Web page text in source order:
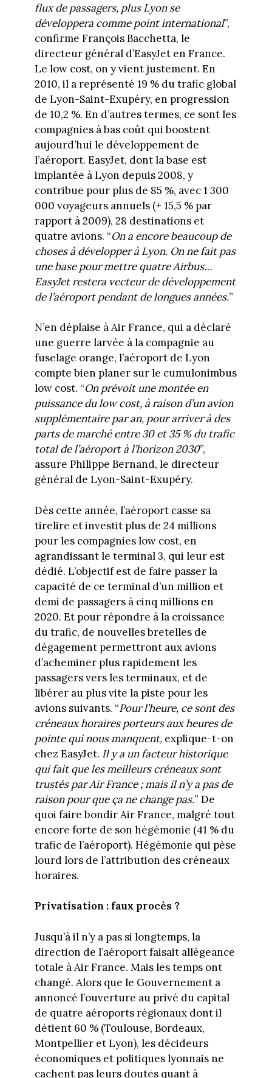
flux de passagers, plus Lyon se
développera comme point international”,
confirme François Bacchetta, le
directeur général d’EasyJet en France.
Le low cost, on y vient justement. En
2010, il a représenté 19 % du trafic global
de Lyon-Saint-Exupéry, en progression
de 10,2 %. En d’autres termes, ce sont les
compagnies à bas coût qui boostent
aujourd’hui le développement de
l’aéroport. EasyJet, dont la base est
implantée à Lyon depuis 2008, y
contribue pour plus de 85 %, avec 1 300
000 voyageurs annuels (+ 15,5 % par
rapport à 2009), 28 destinations et
quatre avions. “On a encore beaucoup de
choses à développer à Lyon. On ne fait pas
une base pour mettre quatre Airbus…
EasyJet restera vecteur de développement
de l’aéroport pendant de longues années.”
N’en déplaise à Air France, qui a déclaré
une guerre larvée à la compagnie au
fuselage orange, l’aéroport de Lyon
compte bien planer sur le cumulonimbus
low cost. “On prévoit une montée en
puissance du low cost, à raison d’un avion
supplémentaire par an, pour arriver à des
parts de marché entre 30 et 35 % du trafic
total de l’aéroport à l’horizon 2030”,
assure Philippe Bernand, le directeur
général de Lyon-Saint-Exupéry.
Dès cette année, l’aéroport casse sa
tirelire et investit plus de 24 millions
pour les compagnies low cost, en
agrandissant le terminal 3, qui leur est
dédié. L’objectif est de faire passer la
capacité de ce terminal d’un million et
demi de passagers à cinq millions en
2020. Et pour répondre à la croissance
du trafic, de nouvelles bretelles de
dégagement permettront aux avions
d’acheminer plus rapidement les
passagers vers les terminaux, et de
libérer au plus vite la piste pour les
avions suivants. “Pour l’heure, ce sont des
créneaux horaires porteurs aux heures de
pointe qui nous manquent, explique-t-on
chez EasyJet. Il y a un facteur historique
qui fait que les meilleurs créneaux sont
trustés par Air France ; mais il n’y a pas de
raison pour que ça ne change pas.” De
quoi faire bondir Air France, malgré tout
encore forte de son hégémonie (41 % du
trafic de l’aéroport). Hégémonie qui pèse
lourd lors de l’attribution des créneaux
horaires.
Privatisation : faux procès ?
Jusqu’à il n’y a pas si longtemps, la
direction de l’aéroport faisait allégeance
totale à Air France. Mais les temps ont
changé. Alors que le Gouvernement a
annoncé l’ouverture au privé du capital
de quatre aéroports régionaux dont il
détient 60 % (Toulouse, Bordeaux,
Montpellier et Lyon), les décideurs
économiques et politiques lyonnais ne
cachent pas leurs doutes quant à